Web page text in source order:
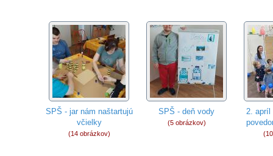
SPŠ - jar nám naštartujú
včielky
(14 obrázkov)
SPŠ - deň vody
(5 obrázkov)
2. apríl